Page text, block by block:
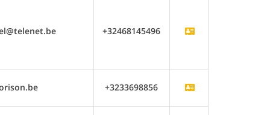
+32468145496
+3233698856